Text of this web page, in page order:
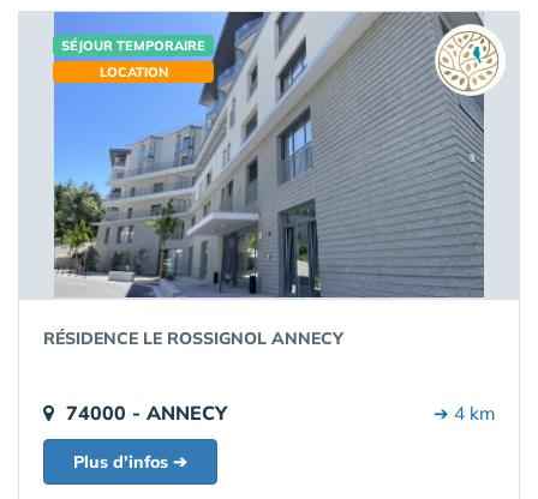
SÉJOUR TEMPORAIRE
LOCATION
RÉSIDENCE LE ROSSIGNOL ANNECY
74000 - ANNECY ➔ 4 km
Plus d'infos ➔